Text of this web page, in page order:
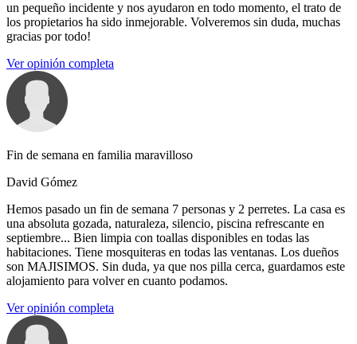
un pequeño incidente y nos ayudaron en todo momento, el trato de
los propietarios ha sido inmejorable. Volveremos sin duda, muchas
gracias por todo!
Ver opinión completa
Fin de semana en familia maravilloso
David Gómez
Hemos pasado un fin de semana 7 personas y 2 perretes. La casa es
una absoluta gozada, naturaleza, silencio, piscina refrescante en
septiembre... Bien limpia con toallas disponibles en todas las
habitaciones. Tiene mosquiteras en todas las ventanas. Los dueños
son MAJISIMOS. Sin duda, ya que nos pilla cerca, guardamos este
alojamiento para volver en cuanto podamos.
Ver opinión completa